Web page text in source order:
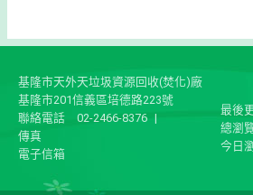
基隆市天外天垃圾資源回收(焚化)廠
基隆市201信義區培德路223號
聯絡電話
02-2466-8376 |
傳真
電子信箱
最後
總瀏
今日